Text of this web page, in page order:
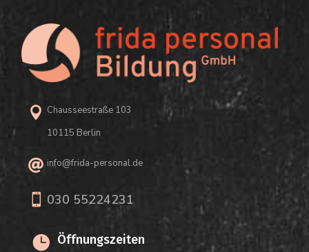
 Chausseestraße 103
10115 Berlin
 info@frida-personal.de
 030 55224231
 Öffnungszeiten